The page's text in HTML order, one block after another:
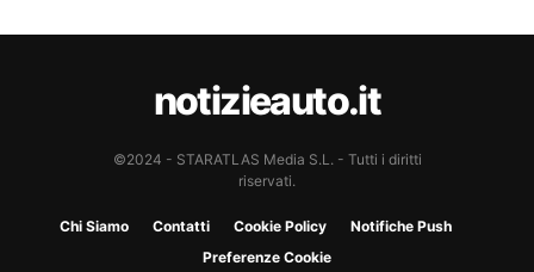
notizieauto.it
©2024 - STARATLAS Media S.L. - Tutti i diritti
riservati.
Chi Siamo Contatti Cookie Policy
Notifiche Push
Preferenze Cookie